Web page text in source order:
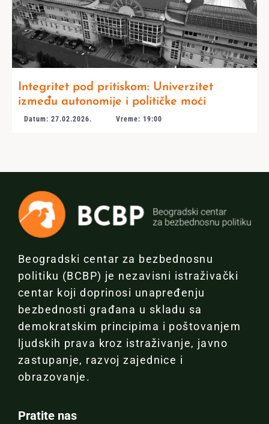
Integritet pod pritiskom: Univerzitet
između autonomije i političke moći
Datum: 27.02.2026. Vreme: 19:00
Beogradski centar za bezbednosnu
politiku (BCBP) je nezavisni istraživački
centar koji doprinosi unapređenju
bezbednosti građana u skladu sa
demokratskim principima i poštovanjem
ljudskih prava kroz istraživanje, javno
zastupanje, razvoj zajednice i
obrazovanje.
Pratite nas